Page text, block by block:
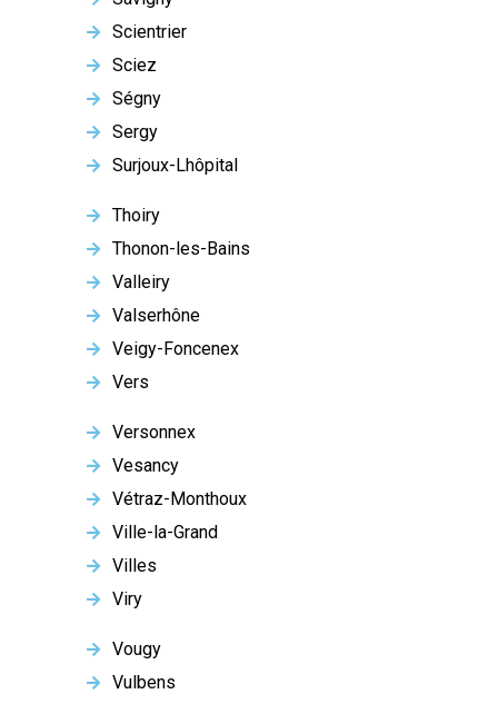
Scientrier
Sciez
Ségny
Sergy
Surjoux-Lhôpital
Thoiry
Thonon-les-Bains
Valleiry
Valserhône
Veigy-Foncenex
Vers
Versonnex
Vesancy
Vétraz-Monthoux
Ville-la-Grand
Villes
Viry
Vougy
Vulbens